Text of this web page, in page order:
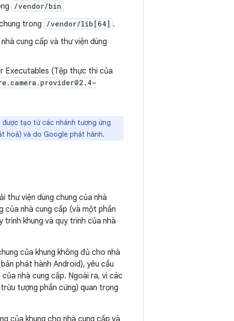
/vendor/bin
trong /vendor/lib[64] .
cung cấp và thư viện dùng
Executables (Tệp thực thi của
tạo từ các nhánh tương ứng
hoá) và do Google phát hành.
thư viện dùng chung của nhà
của nhà cung cấp (và một phần
khung và quy trình của nhà
của khung không đủ cho nhà
phát hành Android), yêu cầu
nhà cung cấp. Ngoài ra, vì các
tượng phần cứng) quan trọng
của khung cho nhà cung cấp và